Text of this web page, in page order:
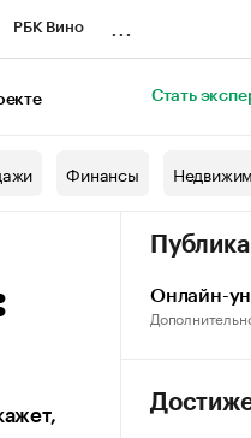
РБК Вино
Стать
Финансы
Онлайн-